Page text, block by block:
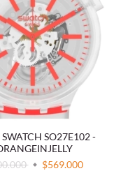
SWATCH SO27E102 -
$569.000